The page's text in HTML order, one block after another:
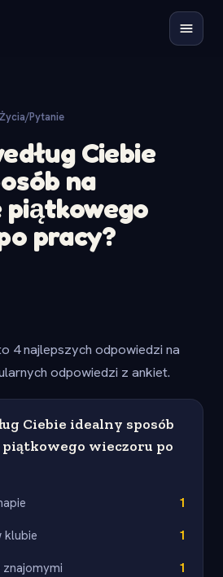
/Pytanie
Ciebie
na
piątkowego
pracy?
4 najlepszych odpowiedzi na
odpowiedzi z ankiet.
Ciebie idealny sposób
piątkowego wieczoru po
1
klubie 1
1